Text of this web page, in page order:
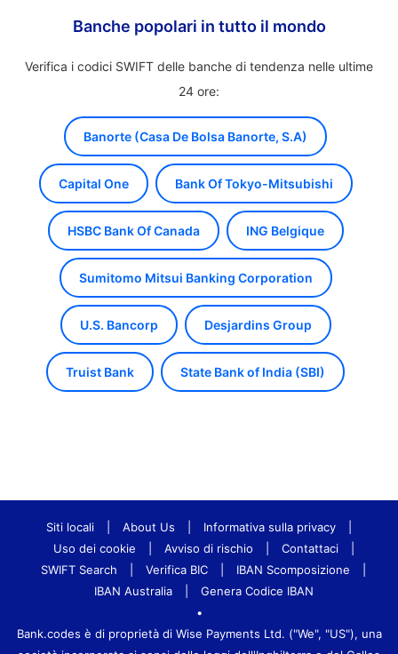
Banche popolari in tutto il mondo
Verifica i codici SWIFT delle banche di tendenza nelle ultime
24 ore:
Banorte (Casa De Bolsa Banorte, S.A)
Capital One Bank Of Tokyo-Mitsubishi
HSBC Bank Of Canada ING Belgique
Sumitomo Mitsui Banking Corporation
U.S. Bancorp Desjardins Group
Truist Bank State Bank of India (SBI)
Siti locali About Us Informativa sulla privacy
Uso dei cookie
Avviso di rischio Contattaci
SWIFT Search
Verifica BIC IBAN Scomposizione
IBAN Australia
Genera Codice IBAN
•
Bank.codes è di proprietà di Wise Payments Ltd. ("We", "US"), una